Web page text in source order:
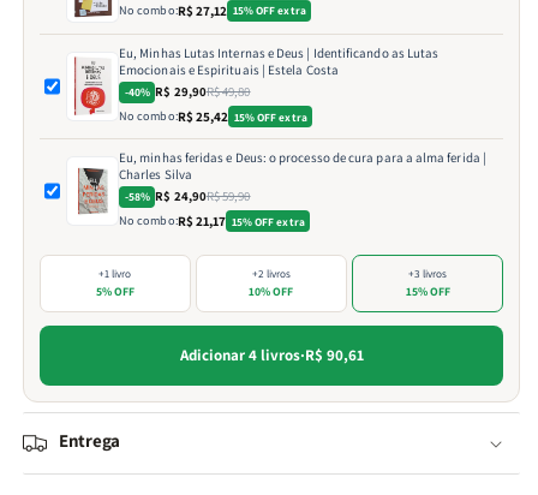
No combo:R$ 27,12 15% OFF extra
Eu, Minhas Lutas Internas e Deus | Identificando as Lutas
Emocionais e Espirituais | Estela Costa
-40% R$ 29,90R$ 49,80
No combo:R$ 25,42 15% OFF extra
Eu, minhas feridas e Deus: o processo de cura para a alma ferida |
Charles Silva
-58% R$ 24,90R$ 59,90
No combo:R$ 21,17 15% OFF extra
+1 livro
5% OFF
+2 livros
10% OFF
+3 livros
15% OFF
Adicionar 4 livros·R$ 90,61
Entrega